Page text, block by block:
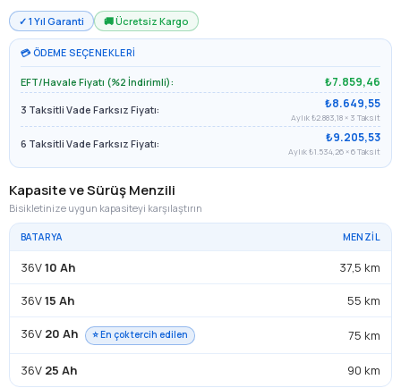
✓ 1 Yıl Garanti 🚚 Ücretsiz Kargo
💳 ÖDEME SEÇENEKLERI
EFT/Havale Fiyatı (%2 İndirimli): ₺7.859,46
3 Taksitli Vade Farksız Fiyatı: ₺8.649,55
Aylık ₺2.883,18 × 3 Taksit
6 Taksitli Vade Farksız Fiyatı: ₺9.205,53
Aylık ₺1.534,26 × 6 Taksit
Kapasite ve Sürüş Menzili
Bisikletinize uygun kapasiteyi karşılaştırın
BATARYA MENZIL
36V10 Ah 37,5 km
36V15 Ah 55 km
36V 20 Ah ⭐ En çok tercih edilen 75 km
36V 25 Ah 90 km